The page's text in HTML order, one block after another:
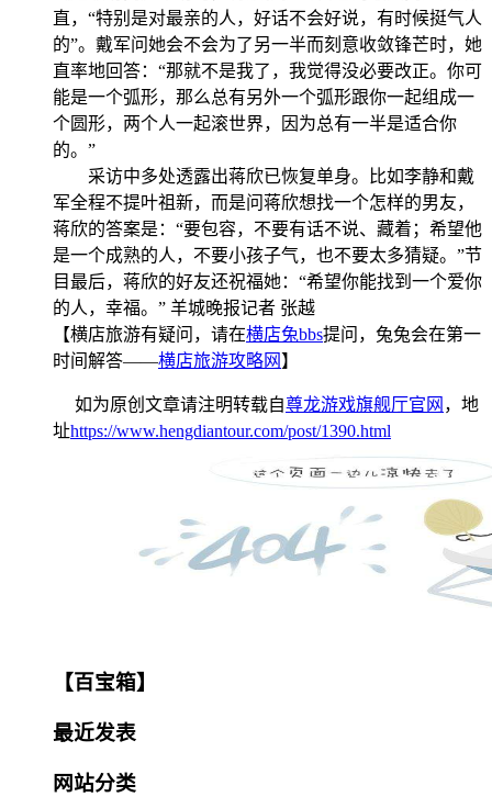
直，“特别是对最亲的人，好话不会好说，有时候挺气人
的”。戴军问她会不会为了另一半而刻意收敛锋芒时，她
直率地回答：“那就不是我了，我觉得没必要改正。你可
能是一个弧形，那么总有另外一个弧形跟你一起组成一
个圆形，两个人一起滚世界，因为总有一半是适合你
的。”
采访中多处透露出蒋欣已恢复单身。比如李静和戴
军全程不提叶祖新，而是问蒋欣想找一个怎样的男友，
蒋欣的答案是：“要包容，不要有话不说、藏着；希望他
是一个成熟的人，不要小孩子气，也不要太多猜疑。”节
目最后，蒋欣的好友还祝福她：“希望你能找到一个爱你
的人，幸福。” 羊城晚报记者 张越
【横店旅游有疑问，请在横店兔bbs提问，兔兔会在第一
时间解答——横店旅游攻略网 】
如为原创文章请注明转载自尊龙游戏旗舰厅官网 ，地
址https://www.hengdiantour.com/post/1390.html
【百宝箱】
最近发表
网站分类